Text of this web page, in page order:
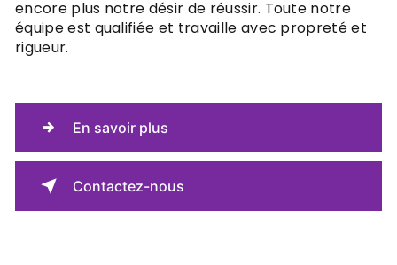
encore plus notre désir de réussir. Toute notre
équipe est qualifiée et travaille avec propreté et
rigueur.
En savoir plus
Contactez-nous